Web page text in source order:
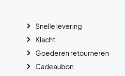
Snelle levering
Klacht
Goederen retourneren
Cadeaubon